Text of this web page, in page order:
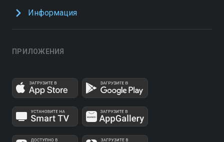
Информация
ПРИЛОЖЕНИЯ